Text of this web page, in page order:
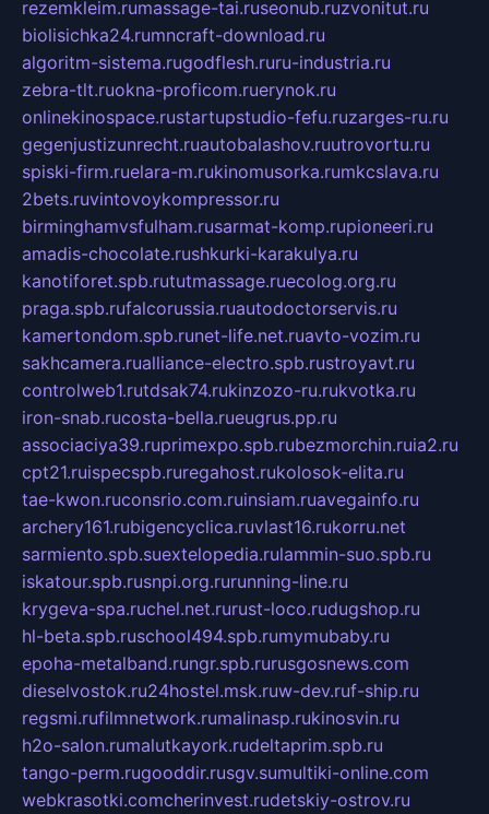
rezemkleim.rumassage-tai.ruseonub.ruzvonitut.ru
biolisichka24.rumncraft-download.ru
algoritm-sistema.rugodflesh.ruru-industria.ru
zebra-tlt.ruokna-proficom.ruerynok.ru
onlinekinospace.rustartupstudio-fefu.ruzarges-ru.ru
gegenjustizunrecht.ruautobalashov.ruutrovortu.ru
spiski-firm.ruelara-m.rukinomusorka.rumkcslava.ru
2bets.ruvintovoykompressor.ru
birminghamvsfulham.rusarmat-komp.rupioneeri.ru
amadis-chocolate.rushkurki-karakulya.ru
kanotiforet.spb.rututmassage.ruecolog.org.ru
praga.spb.rufalcorussia.ruautodoctorservis.ru
kamertondom.spb.runet-life.net.ruavto-vozim.ru
sakhcamera.rualliance-electro.spb.rustroyavt.ru
controlweb1.rutdsak74.rukinzozo-ru.rukvotka.ru
iron-snab.rucosta-bella.rueugrus.pp.ru
associaciya39.ruprimexpo.spb.rubezmorchin.ruia2.ru
cpt21.ruispecspb.ruregahost.rukolosok-elita.ru
tae-kwon.ruconsrio.com.ruinsiam.ruavegainfo.ru
archery161.rubigencyclica.ruvlast16.rukorru.net
sarmiento.spb.suextelopedia.rulammin-suo.spb.ru
iskatour.spb.rusnpi.org.rurunning-line.ru
krygeva-spa.ruchel.net.rurust-loco.rudugshop.ru
hl-beta.spb.ruschool494.spb.rumymubaby.ru
epoha-metalband.rungr.spb.rurusgosnews.com
dieselvostok.ru24hostel.msk.ruw-dev.ruf-ship.ru
regsmi.rufilmnetwork.rumalinasp.rukinosvin.ru
h2o-salon.rumalutkayork.rudeltaprim.spb.ru
tango-perm.rugooddir.rusgv.sumultiki-online.com
webkrasotki.comcherinvest.rudetskiy-ostrov.ru